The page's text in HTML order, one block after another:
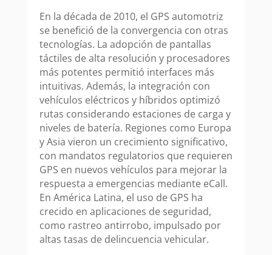
En la década de 2010, el GPS automotriz
se benefició de la convergencia con otras
tecnologías. La adopción de pantallas
táctiles de alta resolución y procesadores
más potentes permitió interfaces más
intuitivas. Además, la integración con
vehículos eléctricos y híbridos optimizó
rutas considerando estaciones de carga y
niveles de batería. Regiones como Europa
y Asia vieron un crecimiento significativo,
con mandatos regulatorios que requieren
GPS en nuevos vehículos para mejorar la
respuesta a emergencias mediante eCall.
En América Latina, el uso de GPS ha
crecido en aplicaciones de seguridad,
como rastreo antirrobo, impulsado por
altas tasas de delincuencia vehicular.